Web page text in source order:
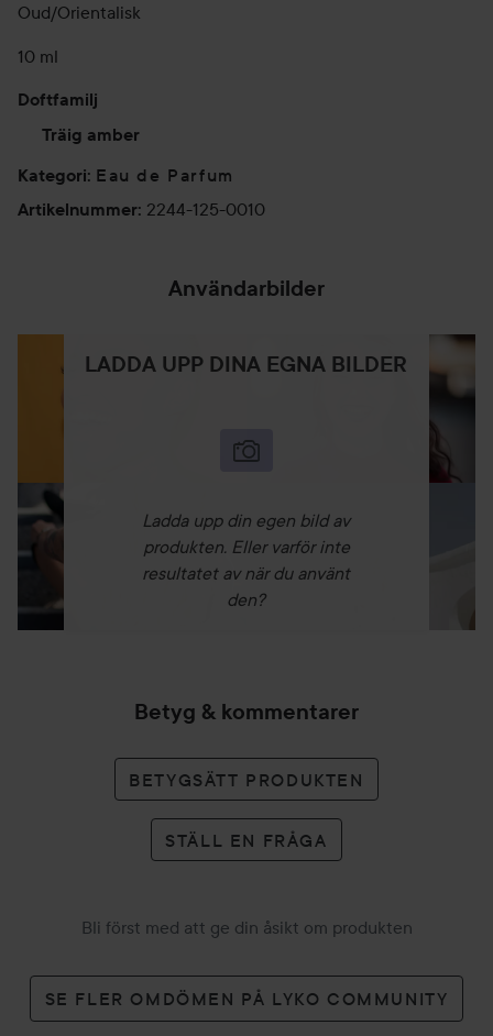
Oud/Orientalisk
10 ml
Doftfamilj
Träig amber
Kategori: Eau de Parfum
Artikelnummer: 2244-125-0010
Användarbilder
LADDA UPP DINA EGNA BILDER
Ladda upp din egen bild av
produkten. Eller varför inte
resultatet av när du använt
den?
Betyg & kommentarer
BETYGSÄTT PRODUKTEN
STÄLL EN FRÅGA
Bli först med att ge din åsikt om produkten
SE FLER OMDÖMEN PÅ LYKO COMMUNITY